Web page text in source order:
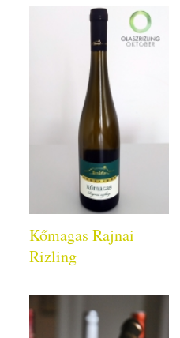
Kőmagas Rajnai
Rizling